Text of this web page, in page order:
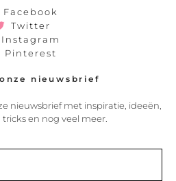
Facebook
Twitter
Instagram
Pinterest
nieuwsbrief
nieuwsbrief met inspiratie, ideeën,
en nog veel meer.